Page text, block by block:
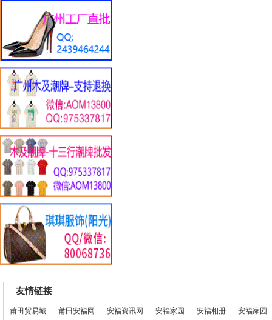
友情链接
莆田贸易城 莆田安福网 安福资讯网 安福家园 安福相册 安福家园